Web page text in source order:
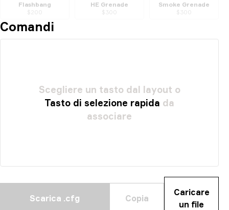
Flashbang
$ 200
HE Grenade
$ 300
Smoke Grenade
$ 300
Comandi
Scegliere un tasto dal layout o
Tasto di selezione rapida da
associare
Scarica .cfg Copia
Caricare
un file